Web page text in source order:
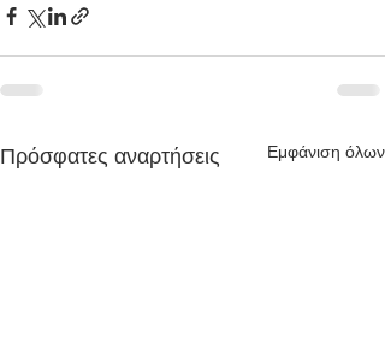
Πρόσφατες αναρτήσεις Εμφάνιση όλων